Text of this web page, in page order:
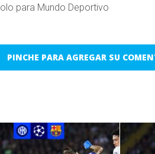
para Mundo Deportivo
PINCHE PARA AGREGAR SU